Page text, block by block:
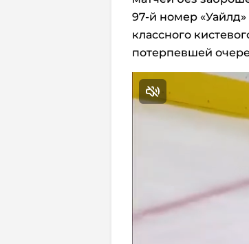
97-й номер
классного
потерпевшей